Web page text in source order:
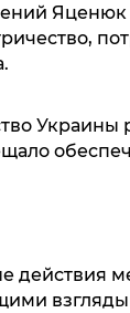
Яценюк
Украины
действия
взгляды